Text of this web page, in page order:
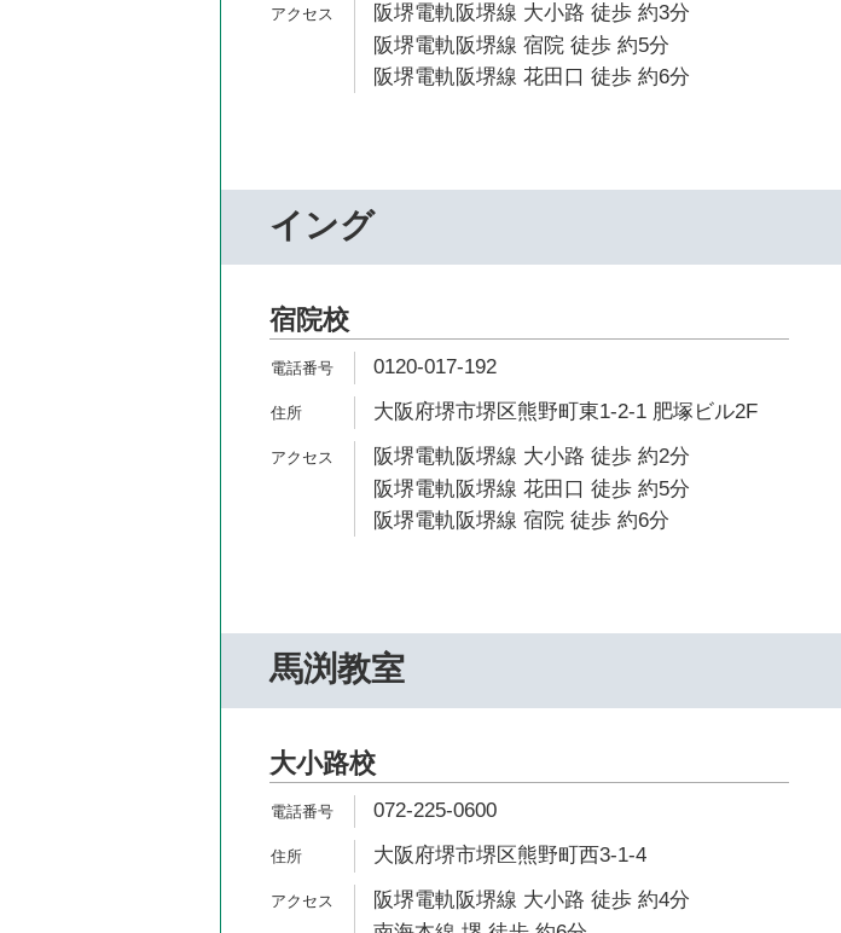
阪堺電軌阪堺線 大小路 徒歩 約3分
阪堺電軌阪堺線 宿院 徒歩 約5分
阪堺電軌阪堺線 花田口 徒歩 約6分
イング
宿院校
0120-017-192
大阪府堺市堺区熊野町東1-2-1 肥塚ビル2F
阪堺電軌阪堺線 大小路 徒歩 約2分
阪堺電軌阪堺線 花田口 徒歩 約5分
阪堺電軌阪堺線 宿院 徒歩 約6分
馬渕教室
大小路校
072-225-0600
大阪府堺市堺区熊野町西3-1-4
阪堺電軌阪堺線 大小路 徒歩 約4分